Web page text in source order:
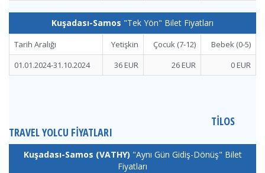
Kuşadası-Samos "Tek Yön" Bilet Fiyatları
Tarih Aralığı Yetişkin Çocuk (7-12)
Bebek (0-5)
01.01.2024-31.10.2024
36 EUR 26 EUR 0 EUR
TİLOS
TRAVEL YOLCU FİYATLARI
Kuşadası-Samos (VATHY) "Aynı Gün Gidiş-Dönüş" Bilet
Fiyatları